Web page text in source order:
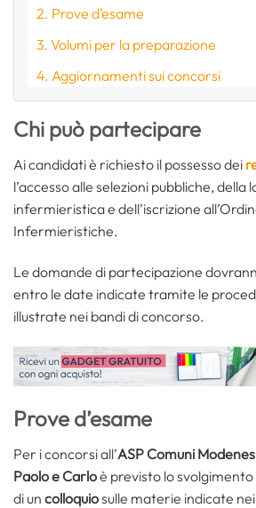
Prove d’esame
Volumi per la preparazione
Aggiornamenti sui concorsi
Chi può partecipare
Ai candidati è richiesto il possesso dei
l’accesso alle selezioni pubbliche, della
infermieristica e dell’iscrizione
Infermieristiche.
Le domande di partecipazione
entro le date indicate tramite le
illustrate nei bandi di concorso.
Prove d’esame
Per i concorsi all’ASP Comuni
Paolo e Carloè previsto lo svolgimento
di un colloquiosulle materie indicate